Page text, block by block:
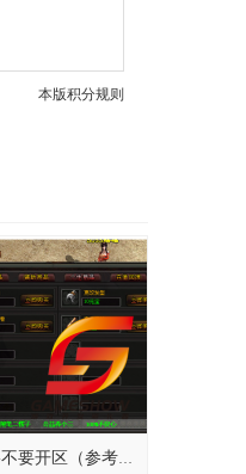
本版积分规则
初心复古------不要开区（参考用）